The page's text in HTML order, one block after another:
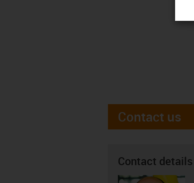
Contact us
Contact details